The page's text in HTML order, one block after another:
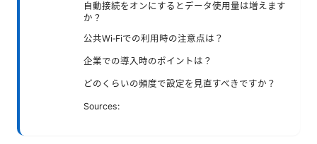
自動接続をオンにするとデータ使用量は増えます
か？
公共Wi‑Fiでの利用時の注意点は？
企業での導入時のポイントは？
どのくらいの頻度で設定を見直すべきですか？
Sources: